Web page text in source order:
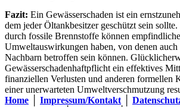
Fazit: Ein Gewässerschaden ist ein
dem jeder Öltankbesitzer geschützt sein
durch fossile Brennstoffe können empfindliche
Umweltauswirkungen haben, von denen
Nachbarn betroffen sein können.
Gewässerschadenhaftpflicht ein effektives
finanziellen Verlusten und anderen formellen
einer unerwarteten Umweltverschmutzung
Home
Impressum/Kontakt